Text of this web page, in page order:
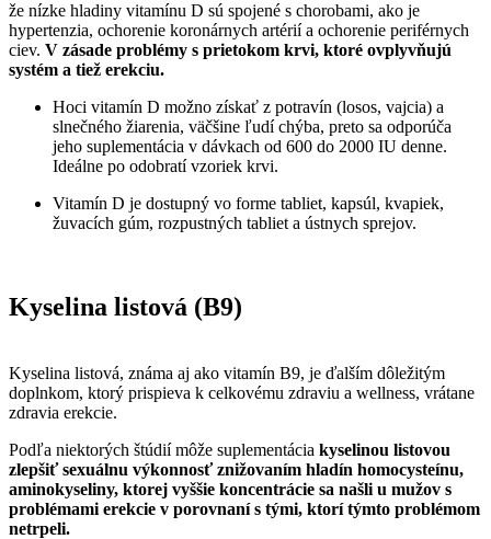
že nízke hladiny vitamínu D sú spojené s chorobami, ako je
hypertenzia, ochorenie koronárnych artérií a ochorenie periférnych
ciev. V zásade problémy s prietokom krvi, ktoré ovplyvňujú
systém a tiež erekciu.
Hoci vitamín D možno získať z potravín (losos, vajcia) a
slnečného žiarenia, väčšine ľudí chýba, preto sa odporúča
jeho suplementácia v dávkach od 600 do 2000 IU denne.
Ideálne po odobratí vzoriek krvi.
Vitamín D je dostupný vo forme tabliet, kapsúl, kvapiek,
žuvacích gúm, rozpustných tabliet a ústnych sprejov.
Kyselina listová (B9)
Kyselina listová, známa aj ako vitamín B9, je ďalším dôležitým
doplnkom, ktorý prispieva k celkovému zdraviu a wellness, vrátane
zdravia erekcie.
Podľa niektorých štúdií môže suplementácia kyselinou listovou
zlepšiť sexuálnu výkonnosť znižovaním hladín homocysteínu,
aminokyseliny, ktorej vyššie koncentrácie sa našli u mužov s
problémami erekcie v porovnaní s tými, ktorí týmto problémom
netrpeli.